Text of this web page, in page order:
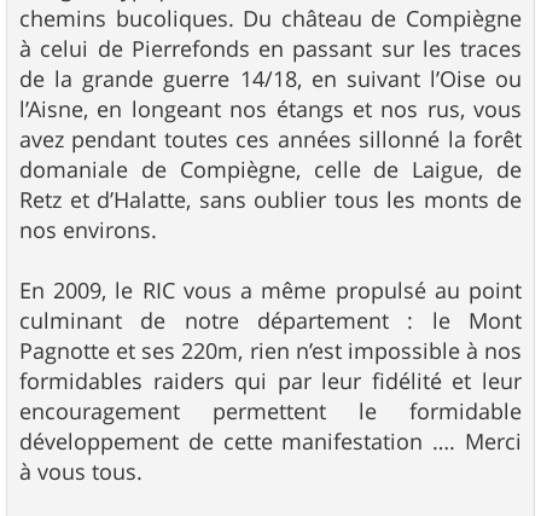
chemins bucoliques. Du château de Compiègne
à celui de Pierrefonds en passant sur les traces
de la grande guerre 14/18, en suivant l’Oise ou
l’Aisne, en longeant nos étangs et nos rus, vous
avez pendant toutes ces années sillonné la forêt
domaniale de Compiègne, celle de Laigue, de
Retz et d’Halatte, sans oublier tous les monts de
nos environs.
En 2009, le RIC vous a même propulsé au point
culminant de notre département : le Mont
Pagnotte et ses 220m, rien n’est impossible à nos
formidables raiders qui par leur fidélité et leur
encouragement permettent le formidable
développement de cette manifestation …. Merci
à vous tous.